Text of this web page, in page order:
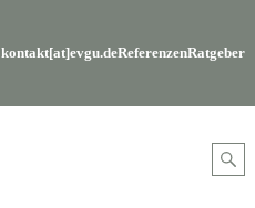
kontakt[at]evgu.deReferenzenRatgeber